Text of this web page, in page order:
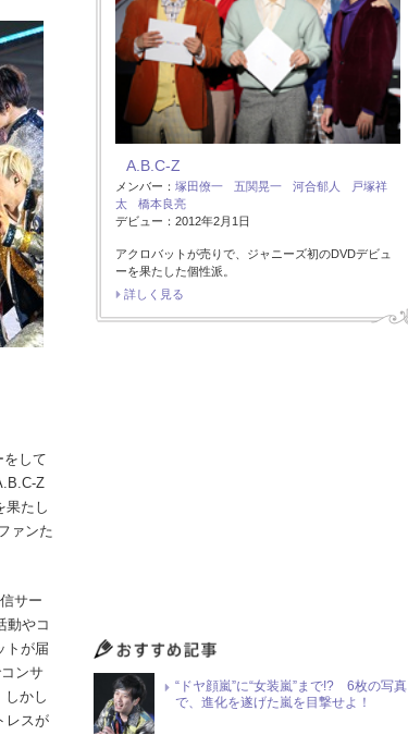
をして
Z
果たし
ァンた
サー
動やコ
トが届
ンサ
しかし
レスが
A.B.C-Z
メンバー： 塚田僚一 五関晃一 河合郁人
戸塚祥
太
橋本良亮
デビュー：2012年2月1日
アクロバットが売りで、ジャニーズ初のDVDデビュ
ーを果たした個性派。
詳しく見る
“ドヤ顔嵐”に“女装嵐”まで!? 6枚の写真
で、進化を遂げた嵐を目撃せよ！